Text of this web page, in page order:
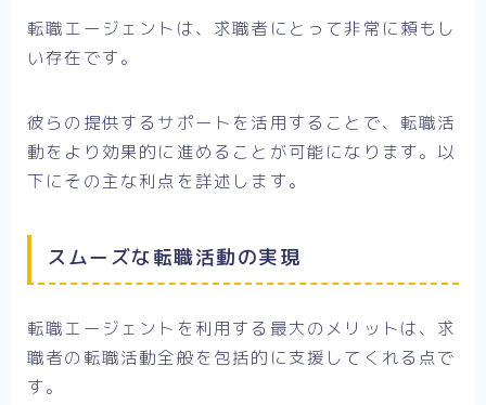
転職エージェントは、求職者にとって非常に頼もし
い存在です。
彼らの提供するサポートを活用することで、転職活
動をより効果的に進めることが可能になります。以
下にその主な利点を詳述します。
スムーズな転職活動の実現
転職エージェントを利用する最大のメリットは、求
職者の転職活動全般を包括的に支援してくれる点で
す。